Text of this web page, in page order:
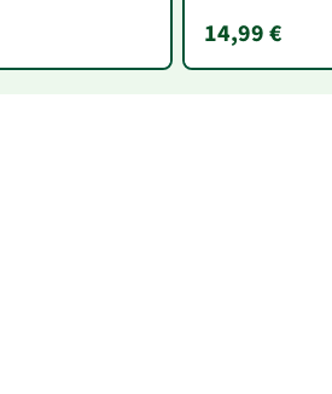
14,99 €